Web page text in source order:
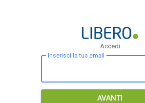
Accedi
Inserisci la tua email
AVANTI